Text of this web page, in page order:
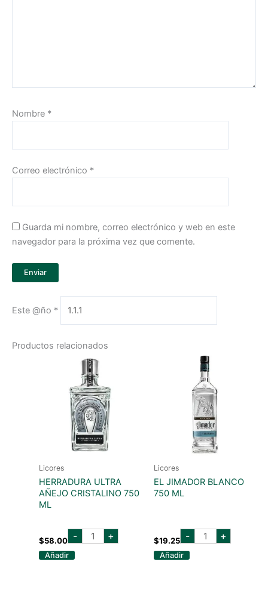
Nombre *
Correo electrónico *
Guarda mi nombre, correo electrónico y web en este
navegador para la próxima vez que comente.
Este @ño *
Productos relacionados
Licores
HERRADURA ULTRA
AÑEJO CRISTALINO 750
ML
$58.00 - herradura
ultra +
Añadir
Licores
EL JIMADOR BLANCO
750 ML
$19.25 - EL
JIMADOR
+
Añadir